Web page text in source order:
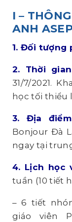
I –
ANH
1. Đối tượng
2. Thời
31/7/2021.
học tối thiểu
3. Địa
Bonjour Đà
ngay tại
4. Lịch học
tuần (10 tiết
– 6 tiết
giáo viên